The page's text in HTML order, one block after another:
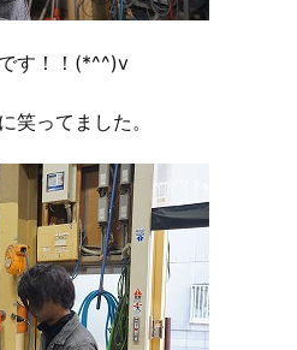
です！！(*^^)v
笑ってました。